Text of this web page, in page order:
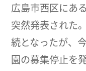
広島市西区にあ
突然発表された
続となったが、
園の募集停止を